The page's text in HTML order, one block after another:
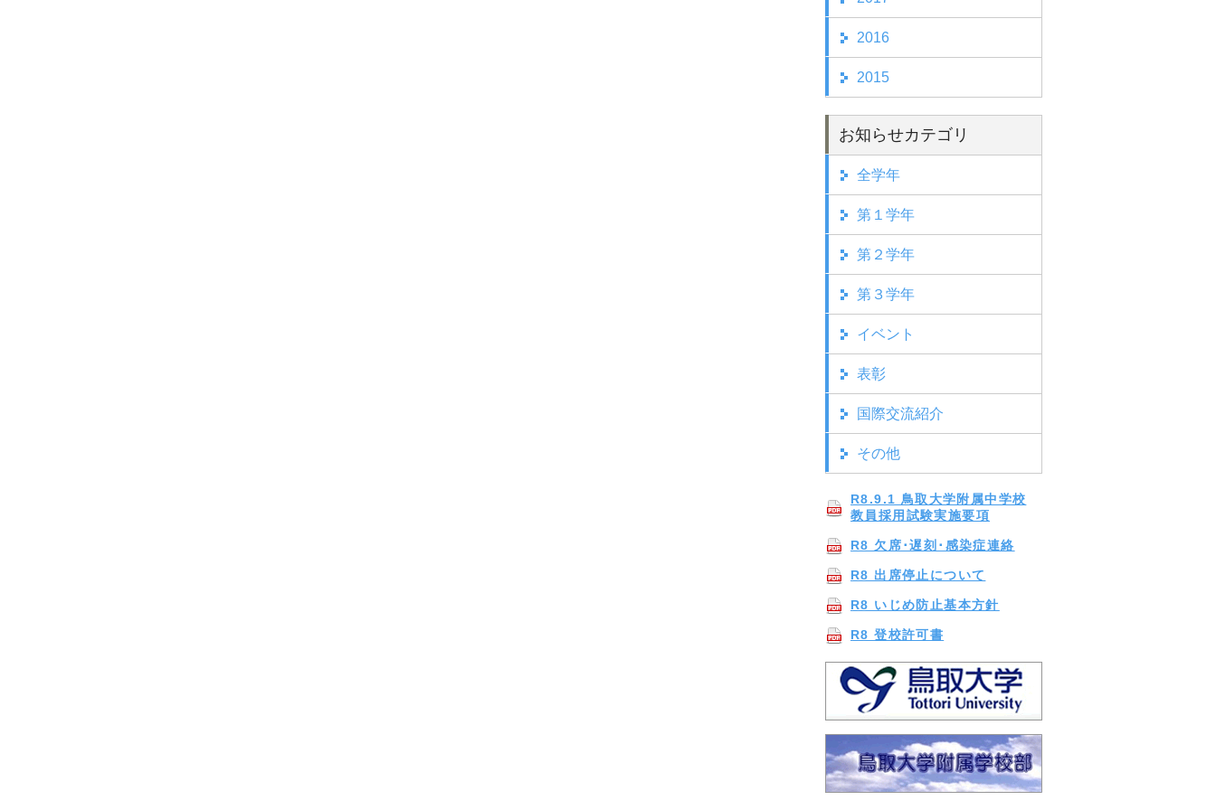
2016
2015
お知らせカテゴリ
全学年
第１学年
第２学年
第３学年
イベント
表彰
国際交流紹介
その他
R8.9.1 鳥取大学附属中学校
教員採用試験実施要項
R8 欠席･遅刻･感染症連絡
R8 出席停止について
R8 いじめ防止基本方針
R8 登校許可書